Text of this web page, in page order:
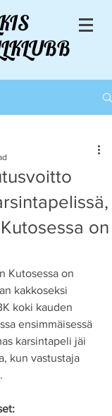
on
Kutosessa on
kakkoseksi
koki kauden
ensimmäisessä
karsintapeli jäi
kun vastustaja